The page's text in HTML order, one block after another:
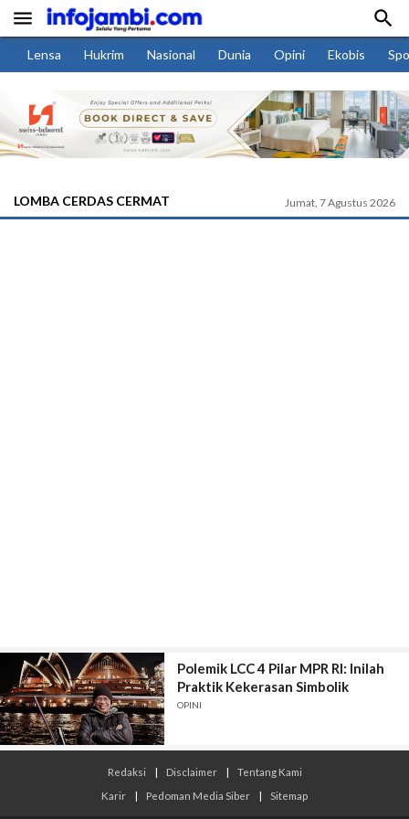
 
Lensa Hukrim Nasional Dunia Opini Ekobis
LOMBA CERDAS CERMAT Jumat, 7 Agustus 2026
Polemik LCC 4 Pilar MPR RI: Inilah
Praktik Kekerasan Simbolik
OPINI
Redaksi | Disclaimer |
Tentang Kami
Karir
| Pedoman Media Siber | Sitemap